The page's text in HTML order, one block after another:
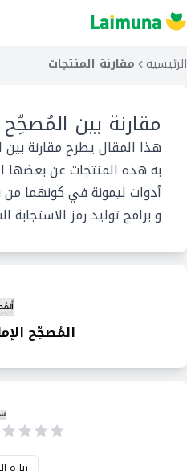
الرئيسية مقارنة المنتجات
مقارنة بين المُصحِّح
هذا المقال يطرح مقارنة
به هذه المنتجات عن بعضها
أدوات ليمونة في كونهما من
و برامج توليد رمز الاستجابة
المُصحِّح